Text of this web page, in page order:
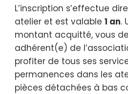
L’inscription s’effectue
atelier et est valable 1 an.
montant acquitté, vous
adhérent(e) de
profiter de tous ses
permanences dans les
pièces détachées à bas